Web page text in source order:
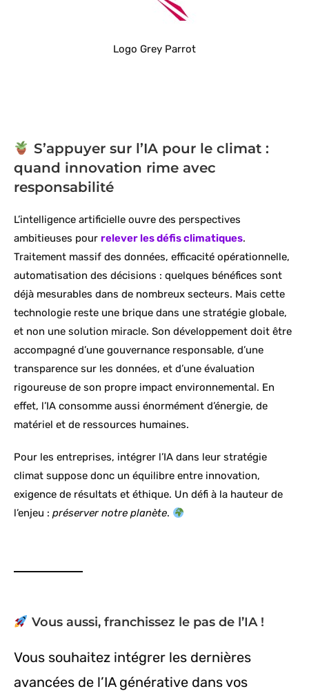
Logo Grey Parrot
S’appuyer sur l’IA pour le climat :
quand innovation rime avec
responsabilité
L’intelligence artificielle ouvre des perspectives
ambitieuses pour relever les défis climatiques.
Traitement massif des données, efficacité opérationnelle,
automatisation des décisions : quelques bénéfices sont
déjà mesurables dans de nombreux secteurs. Mais cette
technologie reste une brique dans une stratégie globale,
et non une solution miracle. Son développement doit être
accompagné d’une gouvernance responsable, d’une
transparence sur les données, et d’une évaluation
rigoureuse de son propre impact environnemental. En
effet, l’IA consomme aussi énormément d’énergie, de
matériel et de ressources humaines.
Pour les entreprises, intégrer l’IA dans leur stratégie
climat suppose donc un équilibre entre innovation,
exigence de résultats et éthique. Un défi à la hauteur de
l’enjeu : préserver notre planète.
Vous aussi, franchissez le pas de l’IA !
Vous souhaitez intégrer les dernières
avancées de l’IA générative dans vos